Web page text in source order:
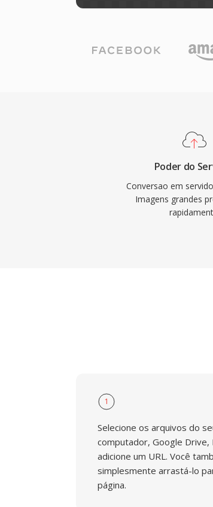
Poder do
Conversao em
Imagens grandes
1
Selecione os arquivos do
computador, Google Drive,
adicione um URL. Você
simplesmente arrastá-lo
página.